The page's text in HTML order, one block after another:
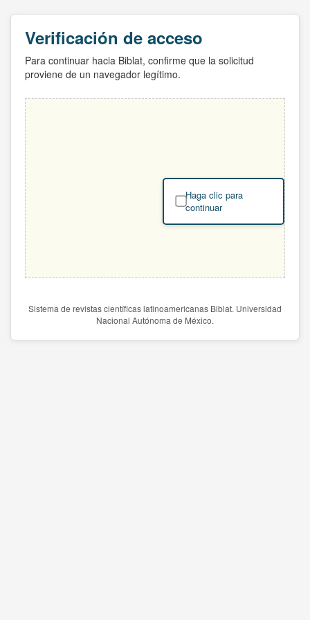
Verificación de acceso
Para continuar hacia Biblat, confirme que la solicitud
proviene de un navegador legítimo.
Haga clic para
continuar
Sistema de revistas científicas latinoamericanas Biblat. Universidad
Nacional Autónoma de México.